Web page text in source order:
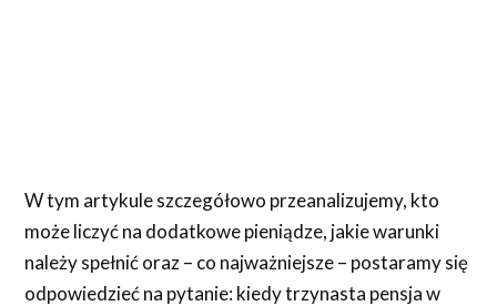
W tym artykule szczegółowo przeanalizujemy, kto
może liczyć na dodatkowe pieniądze, jakie warunki
należy spełnić oraz – co najważniejsze – postaramy się
odpowiedzieć na pytanie: kiedy trzynasta pensja w